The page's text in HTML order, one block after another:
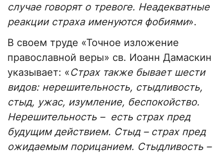
случае говорят о тревоге. Неадекватные
реакции страха именуются фобиями».
В своем труде «Точное изложение
православной веры» св. Иоанн Дамаскин
указывает: «Страх также бывает шести
видов: нерешительность, стыдливость,
стыд, ужас, изумление, беспокойство.
Нерешительность – есть страх пред
будущим действием. Стыд – страх пред
ожидаемым порицанием. Стыдливость –